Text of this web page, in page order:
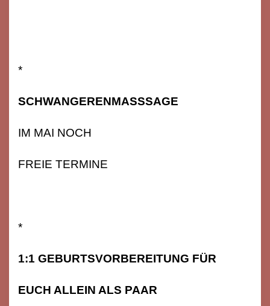
*
SCHWANGERENMASSSAGE
IM MAI NOCH
FREIE TERMINE
*
1:1 GEBURTSVORBEREITUNG FÜR
EUCH ALLEIN ALS PAAR